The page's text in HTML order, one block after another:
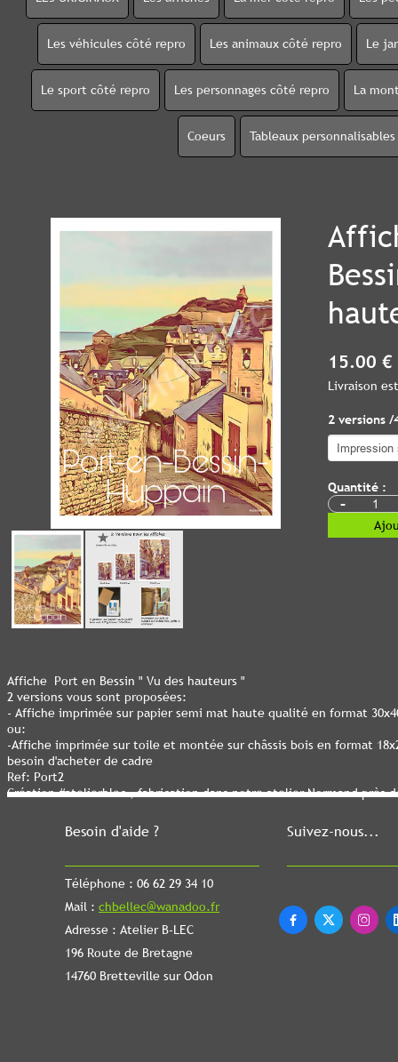
Besoin d'aide ?
Téléphone : 06 62 29 34 10
Mail : chbellec@wanadoo.fr
Adresse : Atelier B-LEC
196 Route de Bretagne
14760 Bretteville sur Odon
Suivez-nous...
  
Les véhicules côté repro Les animaux côté repro Le
Le sport côté repro Les personnages côté repro La
Coeurs Tableaux personnalisables
15.00 €
Livraison
2 versions
Quantité :
-
Affiche Port en Bessin " Vu des hauteurs "
2 versions vous sont proposées:
- Affiche imprimée sur papier semi mat haute qualité en format
ou:
-Affiche imprimée sur toile et montée sur châssis bois en format
besoin d'acheter de cadre
Ref: Port2
Création #atelierblec , fabrication dans notre atelier Normand près